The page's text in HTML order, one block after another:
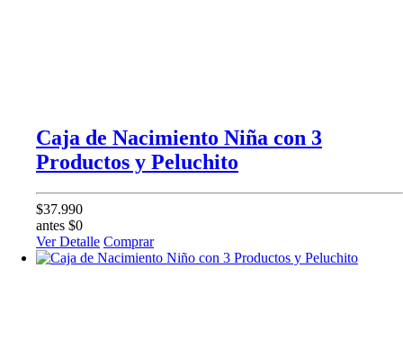
Caja de Nacimiento Niña con 3
Productos y Peluchito
$37.990
antes $0
Ver Detalle Comprar